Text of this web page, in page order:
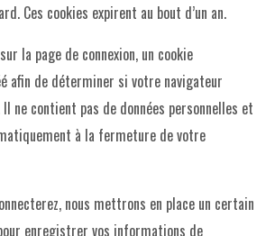
Ces cookies expirent au bout d’un an.
la page de connexion, un cookie
afin de déterminer si votre navigateur
ne contient pas de données personnelles et
à la fermeture de votre
nous mettrons en place un certain
enregistrer vos informations de